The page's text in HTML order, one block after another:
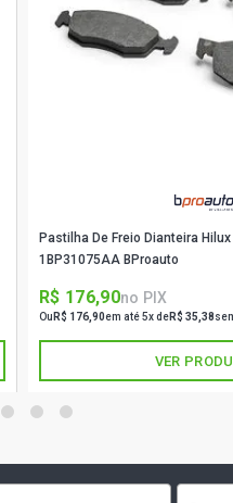
Pastilha De Freio Dianteira
1BP31075AA BProauto
R$ 176,90no PIX
Ou R$ 176,90em até 5x deR$ 35,38
VER
2 3 4